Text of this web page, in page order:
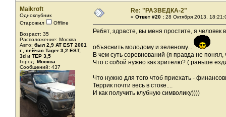
Maikroft
Одноклубник
Старожил
Offline
Возраст: 35
Расположение: Москва
Авто: был 2,9 AT EST 2001
г., сейчас Tager 3,2 EST,
3d и ТЕР 3,5
Город: Москва
Сообщений: 437
Re: "РАЗВЕДКА-2"
« Ответ #20 : 28 Октября 2013,
Ребят, здрасте, вы меня простите, я
объяснить молодому и зеленому...
В чем суть соревнований (я правда не понял,
Что с собой нужно как зрителю? ( раньше
Что нужно для того чтоб приехать -
Террик почти весь в стоке....
И как получить клубную символику))))